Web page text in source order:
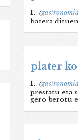
1. (
batera
plater
1. (
prestatu eta
gero berotu